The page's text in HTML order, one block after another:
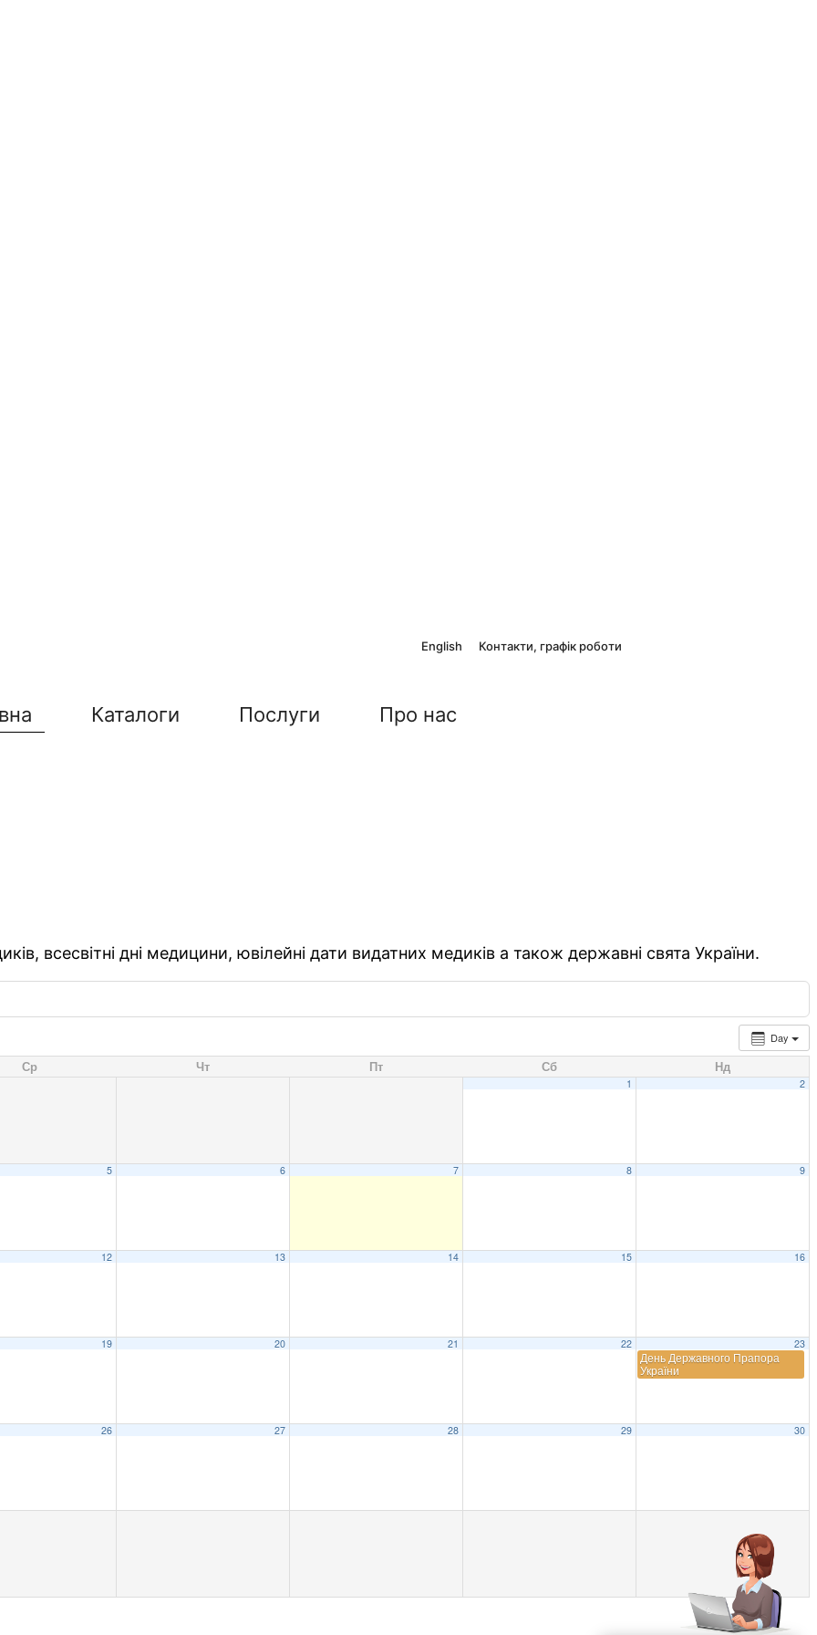
English Контакти, графік роботи
Каталоги Послуги Про нас
всесвітні дні медицини, ювілейні дати видатних медиків а також державні свята України.
Day
Ср Чт Пт Сб Нд
1 2
5 6 7 8 9
12 13 14 15 16
19 20 21 22 23
День Державного Прапора
України
26 27 28 29 30